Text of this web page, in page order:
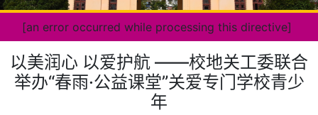
[an error occurred while processing this directive]
以美润心 以爱护航 ——校地关工委联合
举办“春雨·公益课堂”关爱专门学校青少
年